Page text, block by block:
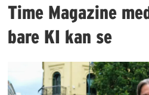
Time Magazine
bare KI kan se